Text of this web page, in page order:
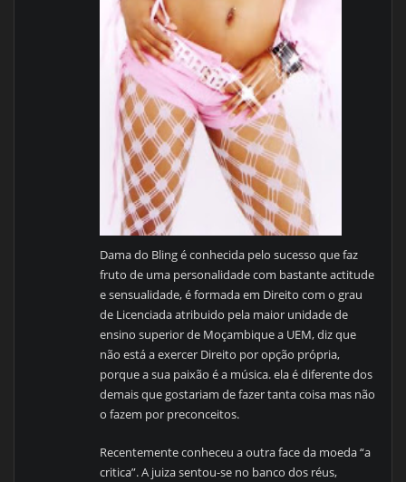
Dama do Bling é conhecida pelo sucesso que faz
fruto de uma personalidade com bastante actitude
e sensualidade, é formada em Direito com o grau
de Licenciada atribuido pela maior unidade de
ensino superior de Moçambique a UEM, diz que
não está a exercer Direito por opção própria,
porque a sua paixão é a música. ela é diferente dos
demais que gostariam de fazer tanta coisa mas não
o fazem por preconceitos.
Recentemente conheceu a outra face da moeda “a
critica”. A juiza sentou-se no banco dos réus,